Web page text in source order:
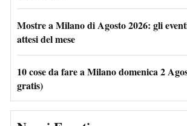
Mostre a Milano di Agosto 2026: gli
attesi del mese
10 cose da fare a Milano domenica 2
gratis)